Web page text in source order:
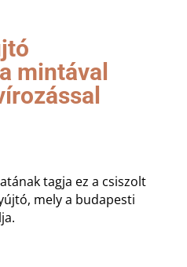
mintával
tagja ez a csiszolt
mely a budapesti